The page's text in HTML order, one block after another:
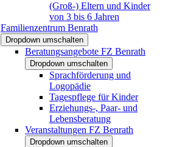
(Groß-) Eltern und Kinder
von 3 bis 6 Jahren
Familienzentrum Benrath
Dropdown umschalten
Beratungsangebote FZ Benrath
Dropdown umschalten
Sprachförderung und
Logopädie
Tagespflege für Kinder
Erziehungs-, Paar- und
Lebensberatung
Veranstaltungen FZ Benrath
Dropdown umschalten